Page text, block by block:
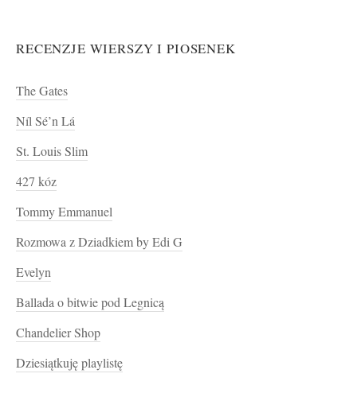
RECENZJE WIERSZY I PIOSENEK
The Gates
Níl Sé’n Lá
St. Louis Slim
427 kóz
Tommy Emmanuel
Rozmowa z Dziadkiem by Edi G
Evelyn
Ballada o bitwie pod Legnicą
Chandelier Shop
Dziesiątkuję playlistę